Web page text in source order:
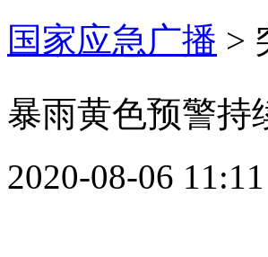
国家应急广播 >
暴雨黄色预警持
2020-08-06 11:11